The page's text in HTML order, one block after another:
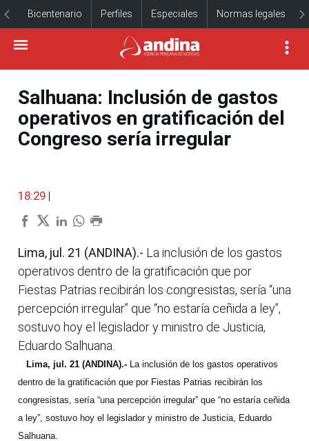
Bicentenario Perfiles Especiales Normas legales
Salhuana: Inclusión de gastos
operativos en gratificación del
Congreso sería irregular
18:29 |
Lima, jul. 21 (ANDINA).- La inclusión de los gastos
operativos dentro de la gratificación que por
Fiestas Patrias recibirán los congresistas, sería “una
percepción irregular” que “no estaría ceñida a ley”,
sostuvo hoy el legislador y ministro de Justicia,
Eduardo Salhuana.
Lima, jul. 21 (ANDINA).- La inclusión de los gastos operativos
dentro de la gratificación que por Fiestas Patrias recibirán los
congresistas, sería “una percepción irregular” que “no estaría ceñida
a ley”, sostuvo hoy el legislador y ministro de Justicia, Eduardo
Salhuana.